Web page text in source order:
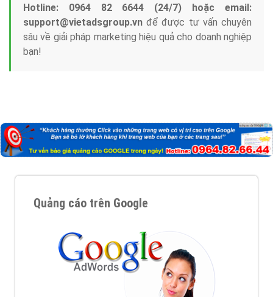
Hotline: 0964 82 6644 (24/7) hoặc email:
support@vietadsgroup.vn để được tư vấn chuyên
sâu về giải pháp marketing hiệu quả cho doanh nghiệp
bạn!
Quảng cáo trên Google